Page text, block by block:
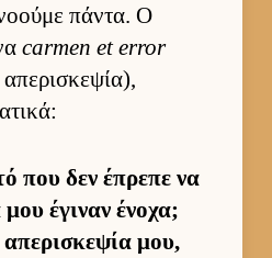
πάντα. Ο
carmen et error
που δεν έπρεπε να
έγιναν ένοχα;
απερισκεψία μου,